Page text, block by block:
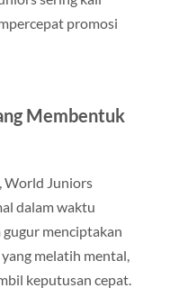
promosi
Membentuk
World Juniors
dalam waktu
menciptakan
melatih mental,
keputusan cepat.